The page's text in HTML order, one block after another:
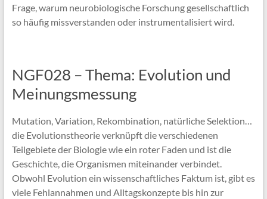
Frage, warum neurobiologische Forschung gesellschaftlich
so häufig missverstanden oder instrumentalisiert wird.
NGF028 – Thema: Evolution und
Meinungsmessung
Mutation, Variation, Rekombination, natürliche Selektion…
die Evolutionstheorie verknüpft die verschiedenen
Teilgebiete der Biologie wie ein roter Faden und ist die
Geschichte, die Organismen miteinander verbindet.
Obwohl Evolution ein wissenschaftliches Faktum ist, gibt es
viele Fehlannahmen und Alltagskonzepte bis hin zur